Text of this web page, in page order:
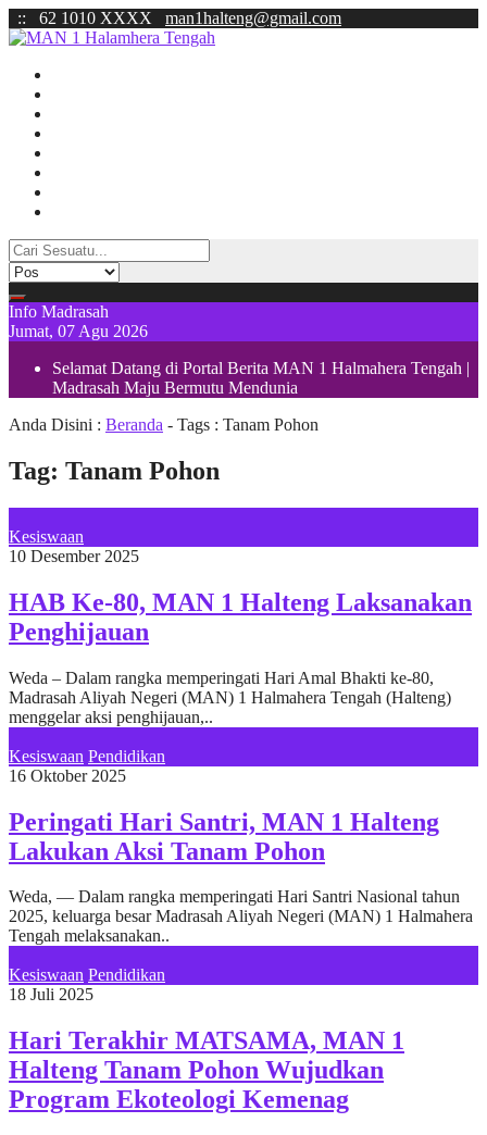
:: 62 1010 XXXX man1halteng@gmail.com
Info Madrasah
Jumat, 07 Agu 2026
Selamat Datang di Portal Berita MAN 1 Halmahera Tengah |
Madrasah Maju Bermutu Mendunia
Anda Disini : Beranda - Tags : Tanam Pohon
Tag: Tanam Pohon
Kesiswaan
10 Desember 2025
HAB Ke-80, MAN 1 Halteng Laksanakan
Penghijauan
Weda – Dalam rangka memperingati Hari Amal Bhakti ke-80,
Madrasah Aliyah Negeri (MAN) 1 Halmahera Tengah (Halteng)
menggelar aksi penghijauan,..
Kesiswaan Pendidikan
16 Oktober 2025
Peringati Hari Santri, MAN 1 Halteng
Lakukan Aksi Tanam Pohon
Weda, — Dalam rangka memperingati Hari Santri Nasional tahun
2025, keluarga besar Madrasah Aliyah Negeri (MAN) 1 Halmahera
Tengah melaksanakan..
Kesiswaan Pendidikan
18 Juli 2025
Hari Terakhir MATSAMA, MAN 1
Halteng Tanam Pohon Wujudkan
Program Ekoteologi Kemenag